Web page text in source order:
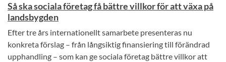
Så ska sociala företag få bättre villkor för att växa på
landsbygden
Efter tre års internationellt samarbete presenteras nu
konkreta förslag – från långsiktig finansiering till förändrad
upphandling – som kan ge sociala företag bättre villkor att